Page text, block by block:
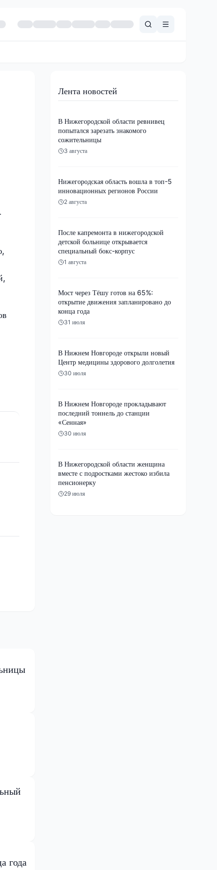
года
Лента новостей
В Нижегородской области ревнивец
попытался зарезать знакомого
сожительницы
3 августа
Нижегородская область вошла в топ-5
инновационных регионов России
2 августа
После капремонта в нижегородской
детской больнице открывается
специальный бокс-корпус
1 августа
Мост через Тёшу готов на 65%:
открытие движения запланировано до
конца года
31 июля
В Нижнем Новгороде открыли новый
Центр медицины здорового долголетия
30 июля
В Нижнем Новгороде прокладывают
последний тоннель до станции
«Сенная»
30 июля
В Нижегородской области женщина
вместе с подростками жестоко избила
пенсионерку
29 июля